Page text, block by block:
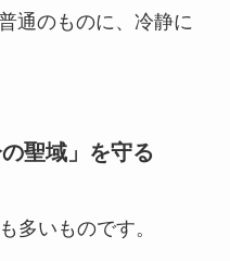
通のものに、冷静に
聖域」を守る
多いものです。